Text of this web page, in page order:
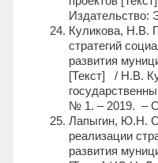
Куликова, Н.В.
стратегий
развития
[Текст] / Н.В.
№ 1. – 2019. –
Лапыгин, Ю.Н.
реализации
развития